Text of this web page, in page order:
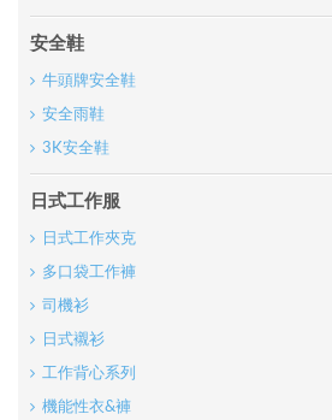
安全鞋
牛頭牌安全鞋
安全雨鞋
3K安全鞋
日式工作服
日式工作夾克
多口袋工作褲
司機衫
日式襯衫
工作背心系列
機能性衣&褲